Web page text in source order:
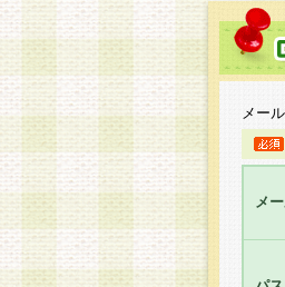
メー
メ